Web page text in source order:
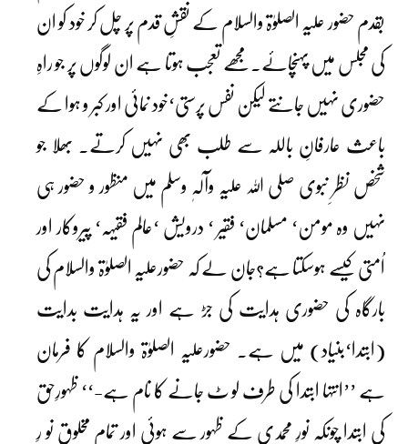
بقدم حضور علیہ الصلوٰۃ والسلام کے نقشِ قدم پر چل کر خود کو ان
کی مجلس میں پہنچائے۔مجھے تعجب ہوتا ہے ان لوگوں پر جو راہِ
حضوری نہیں جانتے لیکن نفس پرستی‘خود نمائی اور کبر و ہوا کے
باعث عارفانِ باللہ سے طلب بھی نہیں کرتے۔ بھلا جو
شخص نظرِ نبوی صلی اللہ علیہ وآلہٖ وسلم میں منظور و حضور ہی
نہیں وہ مومن‘ مسلمان‘ فقیر ‘ درویش ‘عالم فقیہہ‘ پیروکار اور
اُمتی کیسے ہوسکتا ہے؟جان لے کہ حضورعلیہ الصلوٰۃ والسلام کی
بارگاہ کی حضوری ہدایت کی جڑ ہے اور یہ ہدایت بدایت
(ابتدا‘بنیاد) میں ہے۔ حضورعلیہ الصلوٰۃ والسلام کا فرمان
ہے ’’انتہا ابتدا کی طرف لو ٹ جانے کا نام ہے-‘‘ ظہورِحق
کی ابتدا چونکہ نورِ محمدی کے ظہور سے ہوئی اور تمام مخلوق نو رِ